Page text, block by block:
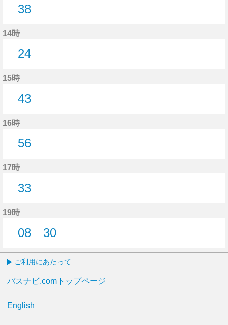
38
14時
24
15時
43
16時
56
17時
33
19時
08
30
ご利用にあたって
バスナビ.comトップページ
English